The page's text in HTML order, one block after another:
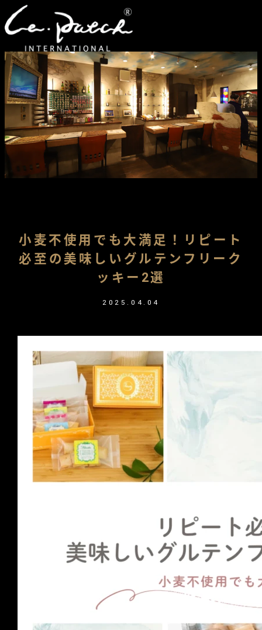
小麦不使用でも大満足！リピート
必至の美味しいグルテンフリーク
ッキー2選
2025.04.04